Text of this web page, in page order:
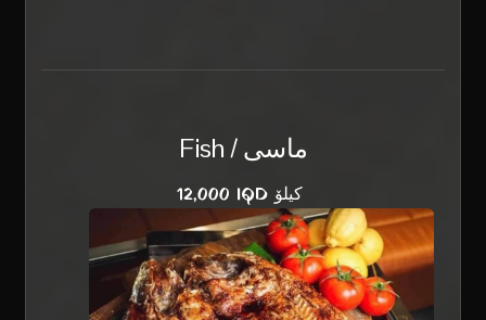
Fish / ماسی